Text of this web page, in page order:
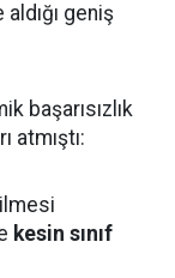
geniş
başarısızlık
atmıştı:
kesin sınıf